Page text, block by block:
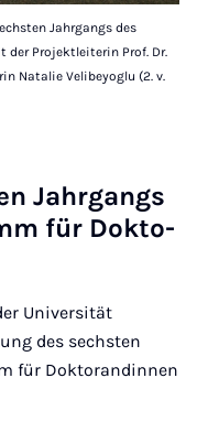
Jahrgangs des
Projektleiterin Prof. Dr.
Natalie Velibeyoglu (2. v.
Jahr­gangs
für Dok­to­
Universität
des sechsten
für Doktorandinnen